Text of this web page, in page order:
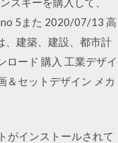
5また 2020/07/13 高
、建築、建設、都市計
ロード 購入 工業デザイ
＆セットデザイン メカ
がインストールされて